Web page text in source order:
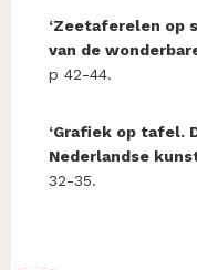
‘Zeetaferelen op
van de
p 42-44.
‘Grafiek op tafel.
Nederlandse
32-35.